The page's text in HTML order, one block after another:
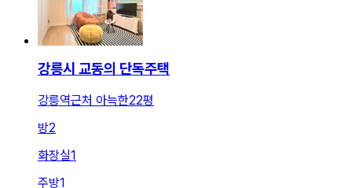
강릉시 교동의 단독주택
강릉역근처 아늑한22평
방2
화장실1
주방1